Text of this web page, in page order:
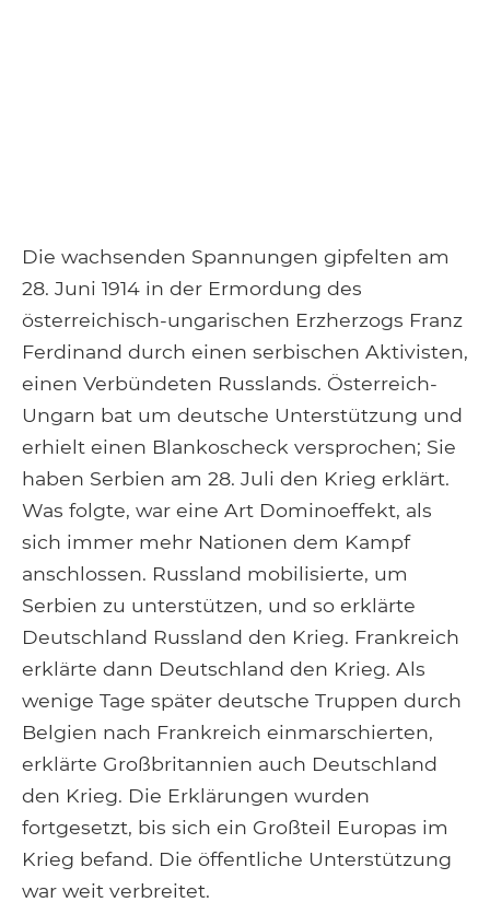
Die wachsenden Spannungen gipfelten am
28. Juni 1914 in der Ermordung des
österreichisch-ungarischen Erzherzogs Franz
Ferdinand durch einen serbischen Aktivisten,
einen Verbündeten Russlands. Österreich-
Ungarn bat um deutsche Unterstützung und
erhielt einen Blankoscheck versprochen; Sie
haben Serbien am 28. Juli den Krieg erklärt.
Was folgte, war eine Art Dominoeffekt, als
sich immer mehr Nationen dem Kampf
anschlossen. Russland mobilisierte, um
Serbien zu unterstützen, und so erklärte
Deutschland Russland den Krieg. Frankreich
erklärte dann Deutschland den Krieg. Als
wenige Tage später deutsche Truppen durch
Belgien nach Frankreich einmarschierten,
erklärte Großbritannien auch Deutschland
den Krieg. Die Erklärungen wurden
fortgesetzt, bis sich ein Großteil Europas im
Krieg befand. Die öffentliche Unterstützung
war weit verbreitet.